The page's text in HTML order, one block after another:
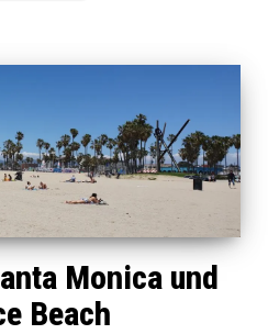
Monica und
Beach